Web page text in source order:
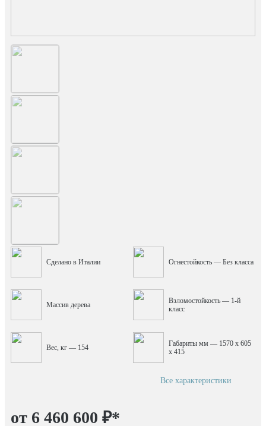
Сделано в Италии Огнестойкость — Без класса
Массив дерева
Взломостойкость — 1-й
класс
Вес, кг — 154
Габариты мм — 1570 x 605
x 415
Все характеристики
от 6 460 600 ₽*